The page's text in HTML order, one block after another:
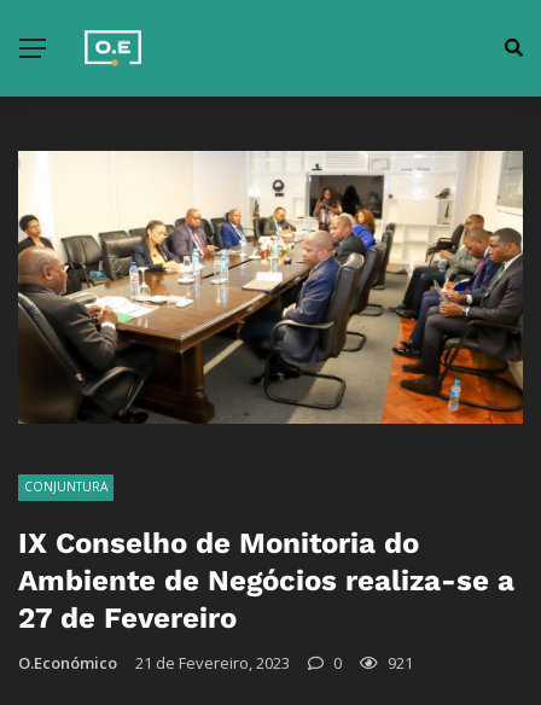
CONJUNTURA
IX Conselho de Monitoria do
Ambiente de Negócios realiza-se a
27 de Fevereiro
O.Económico 21 de Fevereiro, 2023 0 921